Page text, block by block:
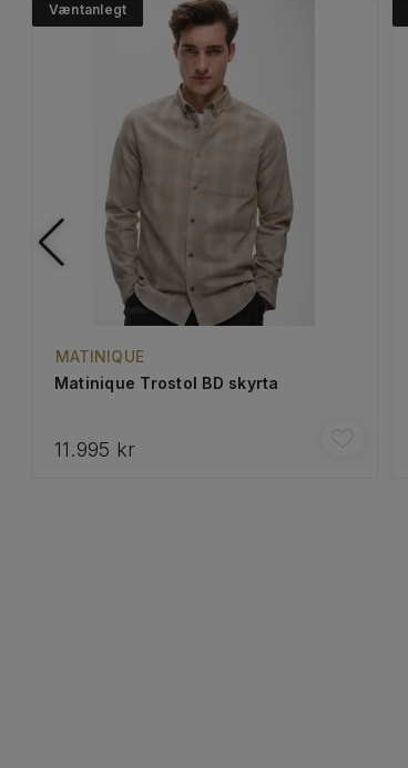
Væntanlegt
MATINIQUE
Matinique Trostol BD skyrta
11.995 kr